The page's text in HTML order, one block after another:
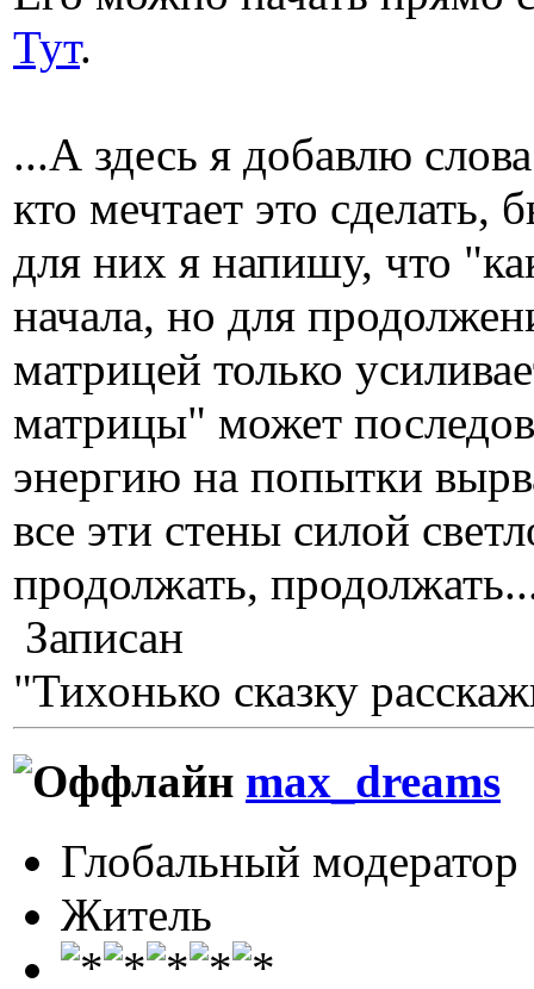
Тут.
...А здесь я добавлю
кто мечтает это
для них я напишу, что
начала, но для
матрицей только
матрицы" может
энергию на попытки
все эти стены силой
продолжать,
Записан
"Тихонько сказку
max_dreams
Глобальный модератор
Житель